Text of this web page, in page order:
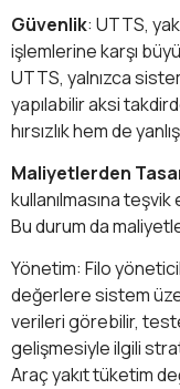
Güvenlik: UTTS,
işlemlerine karşı
UTTS, yalnızca
yapılabilir aksi
hırsızlık hem de
Maliyetlerden
kullanılmasına teşvik
Bu durum da
Yönetim: Filo
değerlere sistem
verileri görebilir,
gelişmesiyle ilgili
Araç yakıt tüketim